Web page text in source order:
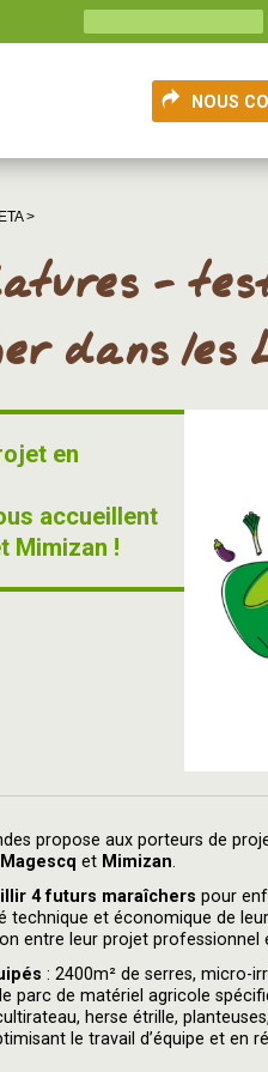
NOUS
>
-
dans les
en
accueillent
Mimizan !
propose aux porteurs de
Magescq et Mimizan.
4 futurs maraîchers pour
et économique de
entre leur projet professionnel
: 2400m² de serres, micro-
parc de matériel agricole
herse étrille,
le travail d’équipe et en